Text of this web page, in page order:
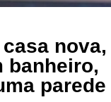
nova,
banheiro,
parede